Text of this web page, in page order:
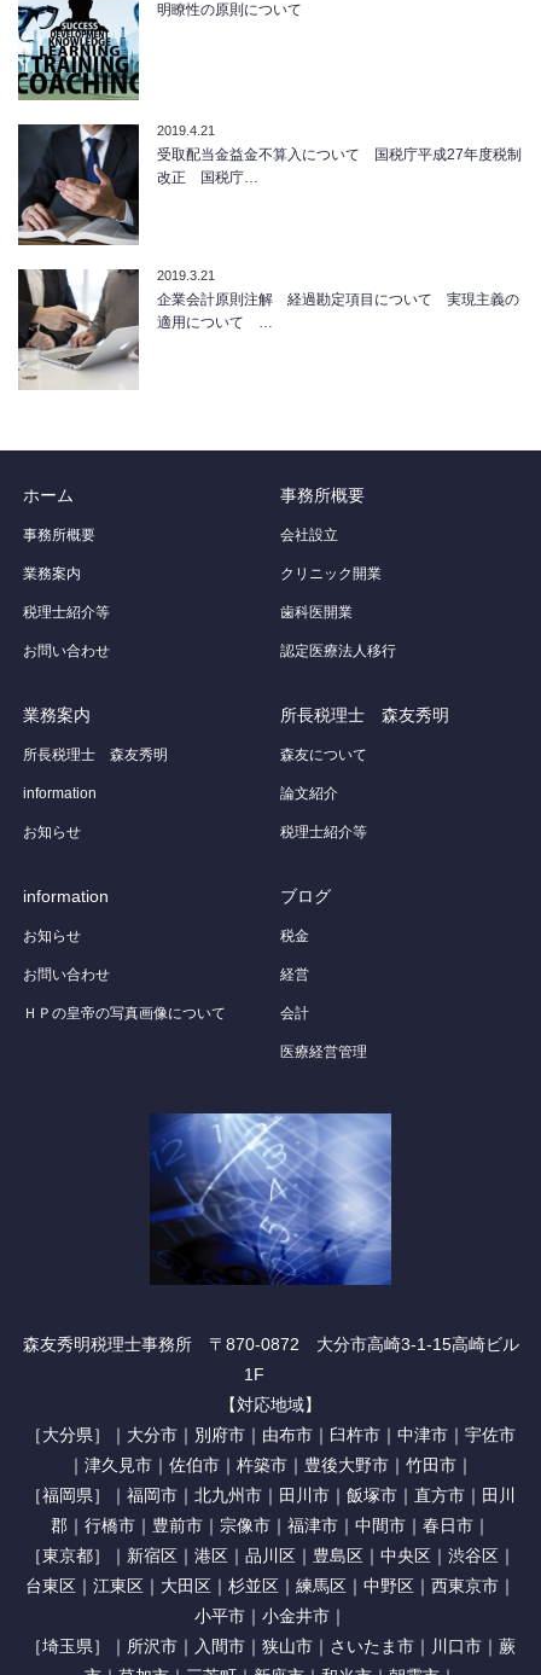
明瞭性の原則について
2019.4.21
受取配当金益金不算入について 国税庁平成27年度税制
改正 国税庁…
2019.3.21
企業会計原則注解 経過勘定項目について 実現主義の
適用について …
ホーム
事務所概要
業務案内
税理士紹介等
お問い合わせ
事務所概要
会社設立
クリニック開業
歯科医開業
認定医療法人移行
業務案内
所長税理士 森友秀明
information
お知らせ
所長税理士 森友秀明
森友について
論文紹介
税理士紹介等
information
お知らせ
お問い合わせ
ＨＰの皇帝の写真画像について
ブログ
税金
経営
会計
医療経営管理
森友秀明税理士事務所 〒870-0872 大分市高崎3-1-15高崎ビル
1F
【対応地域】
［大分県］｜大分市｜別府市｜由布市｜臼杵市｜中津市｜宇佐市
｜津久見市｜佐伯市｜杵築市｜豊後大野市｜竹田市｜
［福岡県］｜福岡市｜北九州市｜田川市｜飯塚市｜直方市｜田川
郡｜行橋市｜豊前市｜宗像市｜福津市｜中間市｜春日市｜
［東京都］｜新宿区｜港区｜品川区｜豊島区｜中央区｜渋谷区｜
台東区｜江東区｜大田区｜杉並区｜練馬区｜中野区｜西東京市｜
小平市｜小金井市｜
［埼玉県］｜所沢市｜入間市｜狭山市｜さいたま市｜川口市｜蕨